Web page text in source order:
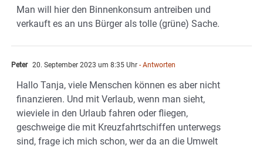
Man will hier den Binnenkonsum antreiben und
verkauft es an uns Bürger als tolle (grüne) Sache.
Peter 20. September 2023 um 8:35 Uhr - Antworten
Hallo Tanja, viele Menschen können es aber nicht
finanzieren. Und mit Verlaub, wenn man sieht,
wieviele in den Urlaub fahren oder fliegen,
geschweige die mit Kreuzfahrtschiffen unterwegs
sind, frage ich mich schon, wer da an die Umwelt